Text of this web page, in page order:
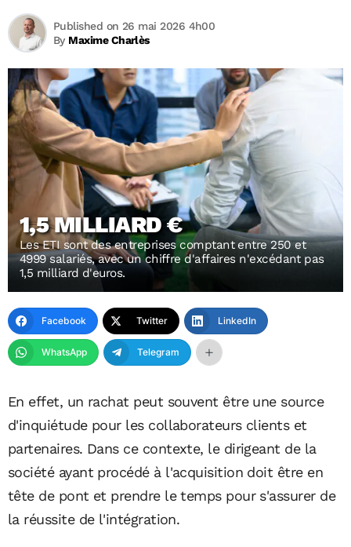
By Maxime Charlès
Published on 26 mai 2026 4h00
1,5 MILLIARD €
Les ETI sont des entreprises comptant entre 250 et
4999 salariés, avec un chiffre d'affaires n'excédant pas
1,5 milliard d'euros.
Facebook Twitter LinkedIn
WhatsApp Telegram
En effet, un rachat peut souvent être une source
d'inquiétude pour les collaborateurs clients et
partenaires. Dans ce contexte, le dirigeant de la
société ayant procédé à l'acquisition doit être en
tête de pont et prendre le temps pour s'assurer de
la réussite de l'intégration.